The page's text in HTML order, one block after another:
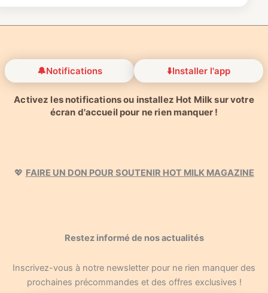
🔔Notifications ⬇️Installer l'app
Activez les notifications ou installez Hot Milk sur votre
écran d'accueil pour ne rien manquer !
💖 FAIRE UN DON POUR SOUTENIR HOT MILK MAGAZINE
Restez informé de nos actualités
Inscrivez-vous à notre newsletter pour ne rien manquer des
prochaines précommandes et des offres exclusives !